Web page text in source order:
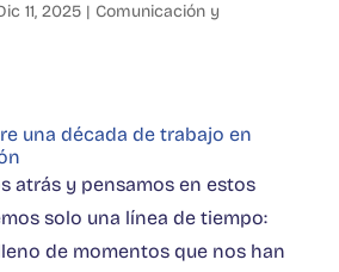
11, 2025| Comunicación y
una década de trabajo en
atrás y pensamos en estos
solo una línea de tiempo:
de momentos que nos han